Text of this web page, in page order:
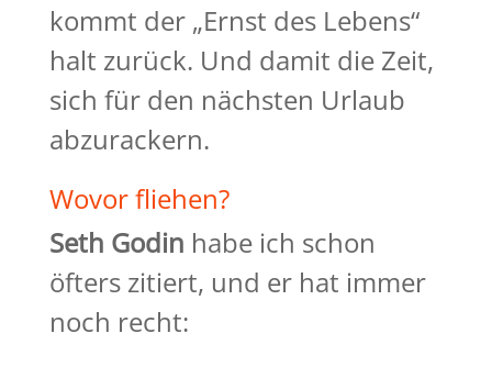
kommt der „Ernst des Lebens“
halt zurück. Und damit die Zeit,
sich für den nächsten Urlaub
abzurackern.
Wovor fliehen?
Seth Godin habe ich schon
öfters zitiert, und er hat immer
noch recht: